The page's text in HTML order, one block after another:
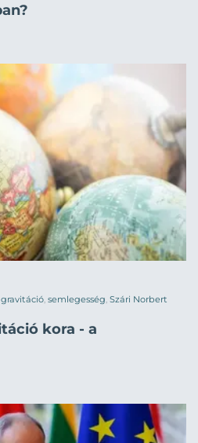
gravitáció semlegesség Szári Norbert
kora - a